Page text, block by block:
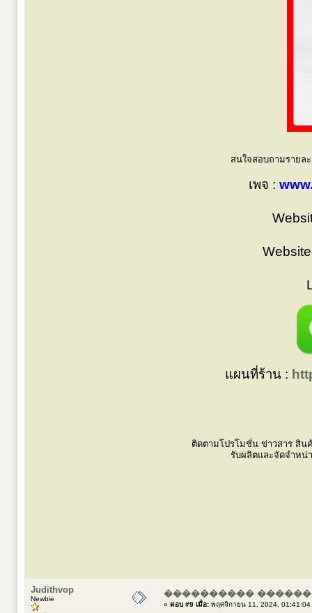
สนใจสอบถามรายล
เพจ :
แผนที่ร้าน :
ติดตามโปรโมชั่น ข่าวสาร สิน
รับผลิตและจัดจำหน่
Judithvop
Newbie
����������
« ตอบ #9 เมื่อ: พฤศจิกายน 11, 2024, 01:41:04